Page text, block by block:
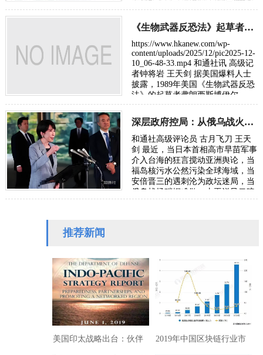
下启动全球可持续“地球家园”范例
廊）荣获“…
《生物武器反恐法》起草者博伊尔指控新冠疫苗致命被谋杀
https://www.hkanew.com/wp-
content/uploads/2025/12/pic2025-12-
10_06-48-33.mp4 和通社讯 高级记
者钟将岩 王天剑 据美国爆料人士
披露，1989年美国《生物武器反恐
法》的起草者弗朗西斯博伊尔
(Francis Boyle)教授，因他同意就致
命的新…
深层政府控局：从俄乌战火转向亚太冲突都藏着资本獠牙
和通社高级评论员 古月飞刀 王天
剑 最近，当日本首相高市早苗军事
介入台海的狂言搅动亚洲舆论，当
福岛核污水公然污染全球海域，当
安倍晋三的遇刺沦为政坛迷局，当
俄乌战场硝烟难散、太平洋风云暗
推荐新闻
美国印太战略出台：伙伴 2019年中国区块链行业市